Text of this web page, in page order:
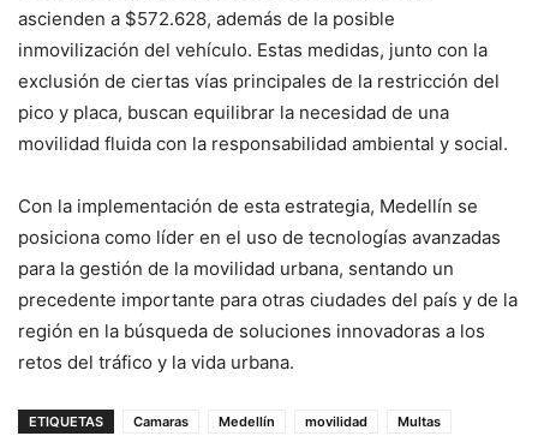
ascienden a $572.628, además de la posible
inmovilización del vehículo. Estas medidas, junto con la
exclusión de ciertas vías principales de la restricción del
pico y placa, buscan equilibrar la necesidad de una
movilidad fluida con la responsabilidad ambiental y social.
Con la implementación de esta estrategia, Medellín se
posiciona como líder en el uso de tecnologías avanzadas
para la gestión de la movilidad urbana, sentando un
precedente importante para otras ciudades del país y de la
región en la búsqueda de soluciones innovadoras a los
retos del tráfico y la vida urbana.
ETIQUETAS Camaras Medellín movilidad Multas